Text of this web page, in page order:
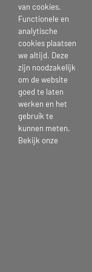
5 april 2024
Deel
van cookies.
Functionele en
analytische
cookies plaatsen
we altijd. Deze
zijn noodzakelijk
om de website
goed te laten
werken en het
gebruik te
kunnen meten.
Bekijk onze